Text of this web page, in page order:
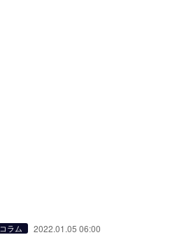
コラム 2022.01.05 06:00